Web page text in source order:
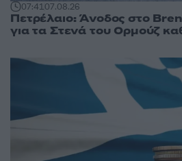
07:4107.08.26
Πετρέλαιο: Άνοδος στο
για τα Στενά του Ορμούζ